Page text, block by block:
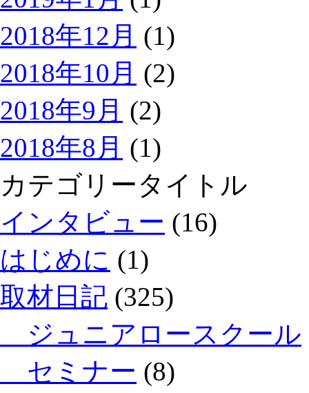
2018年12月 (1)
2018年10月 (2)
2018年9月 (2)
2018年8月 (1)
カテゴリータイトル
インタビュー (16)
はじめに (1)
取材日記 (325)
ジュニアロースクール
セミナー (8)